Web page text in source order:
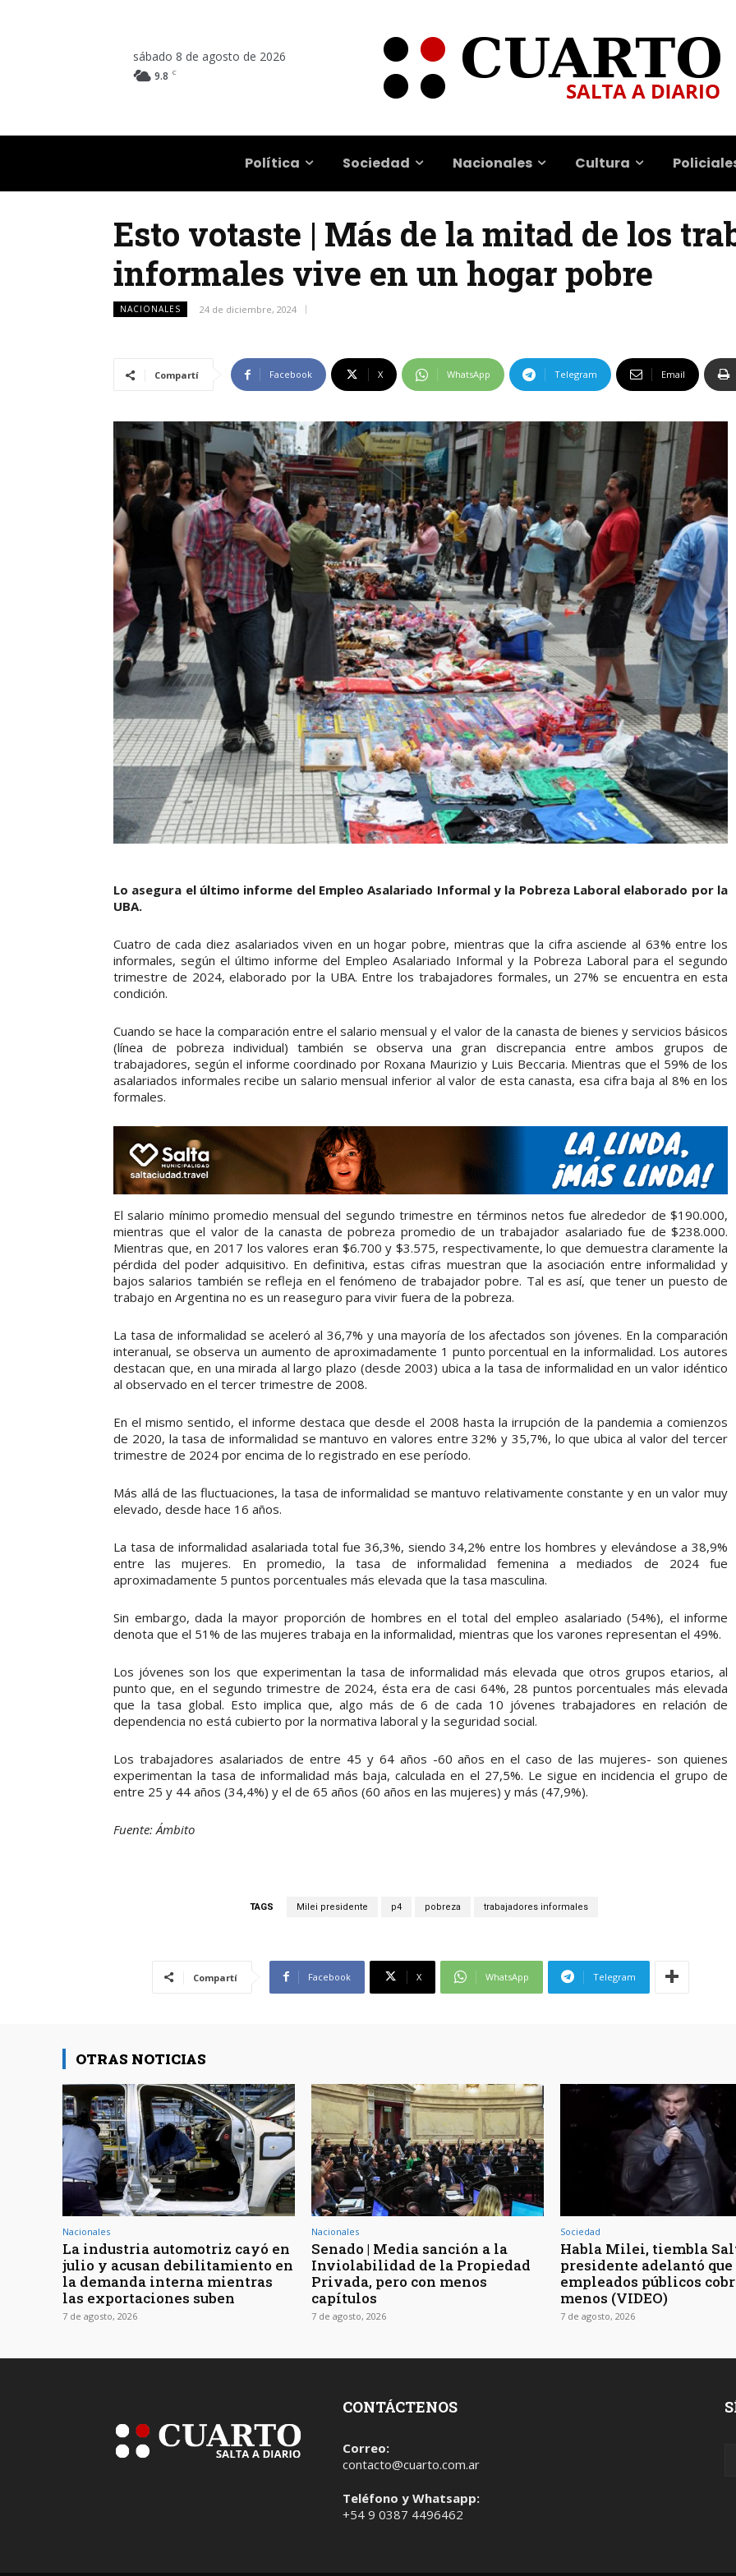
sábado 8 de agosto de 2026
9.8 C
Política Sociedad Nacionales Cultura
Esto votaste | Más de la mitad de los
informales vive en un hogar pobre
NACIONALES 24 de diciembre, 2024
Compartí Facebook X WhatsApp Telegram Email
Lo asegura el último informe del Empleo Asalariado Informal y la Pobreza Laboral elaborado por la
UBA.
Cuatro de cada diez asalariados viven en un hogar pobre, mientras que la cifra asciende al 63% entre los
informales, según el último informe del Empleo Asalariado Informal y la Pobreza Laboral para el segundo
trimestre de 2024, elaborado por la UBA. Entre los trabajadores formales, un 27% se encuentra en esta
condición.
Cuando se hace la comparación entre el salario mensual y el valor de la canasta de bienes y servicios básicos
(línea de pobreza individual) también se observa una gran discrepancia entre ambos grupos de
trabajadores, según el informe coordinado por Roxana Maurizio y Luis Beccaria. Mientras que el 59% de los
asalariados informales recibe un salario mensual inferior al valor de esta canasta, esa cifra baja al 8% en los
formales.
El salario mínimo promedio mensual del segundo trimestre en términos netos fue alrededor de $190.000,
mientras que el valor de la canasta de pobreza promedio de un trabajador asalariado fue de $238.000.
Mientras que, en 2017 los valores eran $6.700 y $3.575, respectivamente, lo que demuestra claramente la
pérdida del poder adquisitivo. En definitiva, estas cifras muestran que la asociación entre informalidad y
bajos salarios también se refleja en el fenómeno de trabajador pobre. Tal es así, que tener un puesto de
trabajo en Argentina no es un reaseguro para vivir fuera de la pobreza.
La tasa de informalidad se aceleró al 36,7% y una mayoría de los afectados son jóvenes. En la comparación
interanual, se observa un aumento de aproximadamente 1 punto porcentual en la informalidad. Los autores
destacan que, en una mirada al largo plazo (desde 2003) ubica a la tasa de informalidad en un valor idéntico
al observado en el tercer trimestre de 2008.
En el mismo sentido, el informe destaca que desde el 2008 hasta la irrupción de la pandemia a comienzos
de 2020, la tasa de informalidad se mantuvo en valores entre 32% y 35,7%, lo que ubica al valor del tercer
trimestre de 2024 por encima de lo registrado en ese período.
Más allá de las fluctuaciones, la tasa de informalidad se mantuvo relativamente constante y en un valor muy
elevado, desde hace 16 años.
La tasa de informalidad asalariada total fue 36,3%, siendo 34,2% entre los hombres y elevándose a 38,9%
entre las mujeres. En promedio, la tasa de informalidad femenina a mediados de 2024 fue
aproximadamente 5 puntos porcentuales más elevada que la tasa masculina.
Sin embargo, dada la mayor proporción de hombres en el total del empleo asalariado (54%), el informe
denota que el 51% de las mujeres trabaja en la informalidad, mientras que los varones representan el 49%.
Los jóvenes son los que experimentan la tasa de informalidad más elevada que otros grupos etarios, al
punto que, en el segundo trimestre de 2024, ésta era de casi 64%, 28 puntos porcentuales más elevada
que la tasa global. Esto implica que, algo más de 6 de cada 10 jóvenes trabajadores en relación de
dependencia no está cubierto por la normativa laboral y la seguridad social.
Los trabajadores asalariados de entre 45 y 64 años -60 años en el caso de las mujeres- son quienes
experimentan la tasa de informalidad más baja, calculada en el 27,5%. Le sigue en incidencia el grupo de
entre 25 y 44 años (34,4%) y el de 65 años (60 años en las mujeres) y más (47,9%).
Fuente: Ámbito
TAGS Milei presidente p4 pobreza trabajadores informales
Compartí Facebook X WhatsApp Telegram
OTRAS NOTICIAS
Nacionales
La industria automotriz cayó en
julio y acusan debilitamiento en
la demanda interna mientras
las exportaciones suben
7 de agosto, 2026
Nacionales
Senado | Media sanción a la
Inviolabilidad de la Propiedad
Privada, pero con menos
capítulos
7 de agosto, 2026
Sociedad
Habla Milei, tiembla
presidente adelantó que
empleados públicos
menos (VIDEO)
7 de agosto, 2026
CONTÁCTENOS
Correo:
contacto@cuarto.com.ar
Teléfono y Whatsapp:
+54 9 0387 4496462